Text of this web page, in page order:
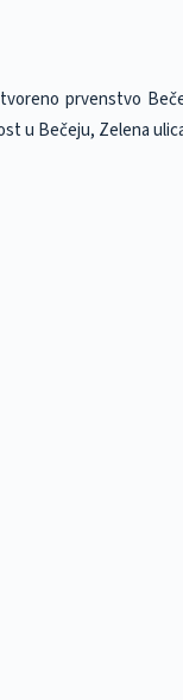
prvenstvo
u Bečeju, Zelena